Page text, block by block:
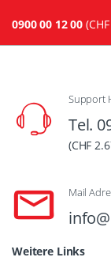
0900 00 12 00
Support
Tel.
(CHF
Mail
Weitere Links